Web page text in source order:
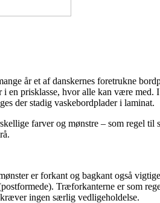
år et af danskernes foretrukne
i en prisklasse, hvor alle kan være
der stadig vaskebordplader i laminat.
farver og mønstre – som regel
er forkant og bagkant også
Træforkanterne er som
ingen særlig vedligeholdelse.